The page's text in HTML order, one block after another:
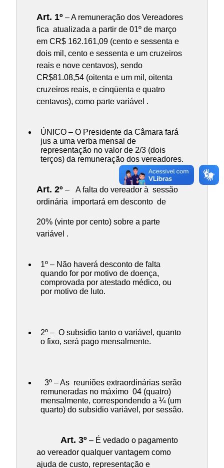
Art. 1º – A remuneração dos Vereadores
fica atualizada a partir de 01º de março
em CR$ 162.161,09 (cento e sessenta e
dois mil, cento e sessenta e um cruzeiros
reais e nove centavos), sendo
CR$81.08,54 (oitenta e um mil, oitenta
cruzeiros reais, e cinqüenta e quatro
centavos), como parte variável .
ÚNICO – O Presidente da Câmara fará
jus a uma verba mensal de
representação no valor de 2/3 (dois
terços) da remuneração dos vereadores.
Art. 2º – A falta do vereador à sessão
ordinária importará em desconto de
20% (vinte por cento) sobre a parte
variável .
1º – Não haverá desconto de falta
quando for por motivo de doença,
comprovada por atestado médico, ou
por motivo de luto.
2º – O subsidio tanto o variável, quanto
o fixo, será pago mensalmente.
3º – As reuniões extraordinárias serão
remuneradas no máximo 04 (quatro)
mensalmente, correspondendo a ¼ (um
quarto) do subsidio variável, por sessão.
Art. 3º – É vedado o pagamento
ao vereador qualquer vantagem como
ajuda de custo, representação e